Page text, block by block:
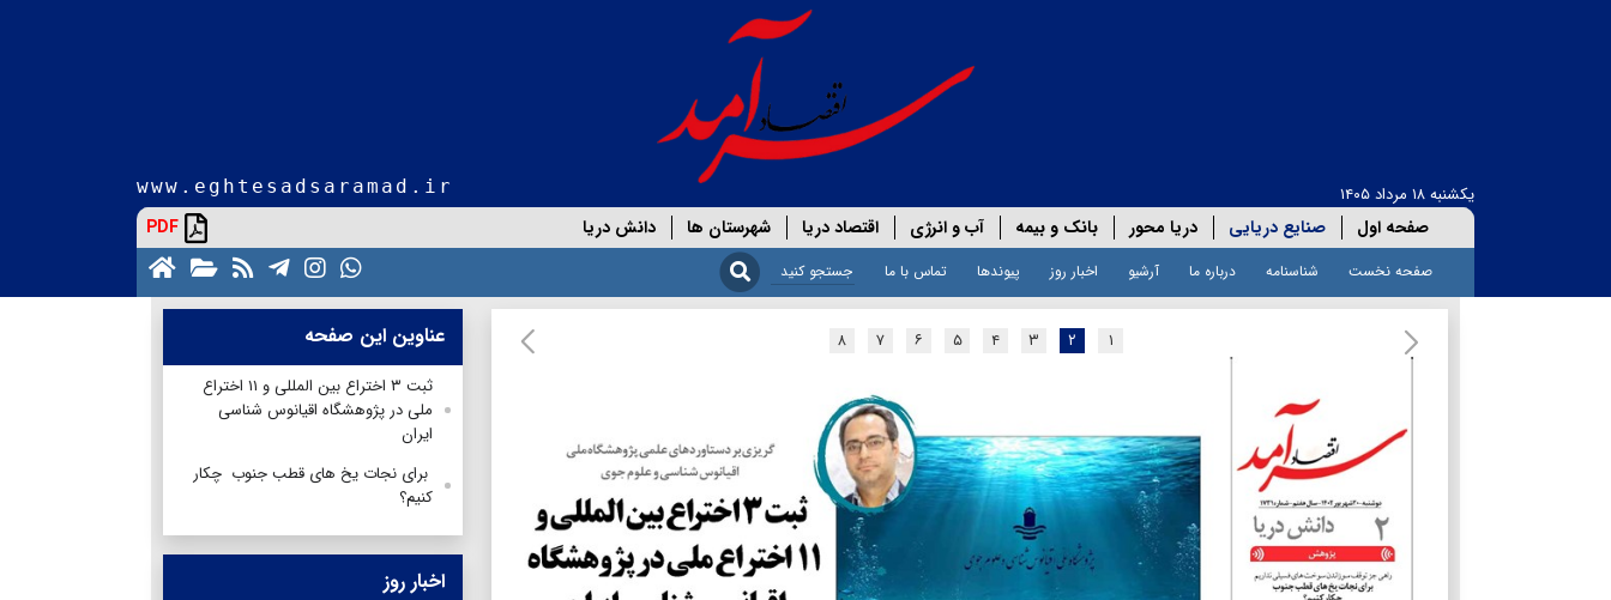
یکشنبه ۱۸ مرداد ۱۴۰۵ www.eghtesadsaramad.ir
صفحه اول صنایع دریایی دریا محور بانک و بیمه آب و انرژی اقتصاد دریا شهرستان ها دانش دریا PDF
صفحه نخست شناسنامه درباره ما آرشیو اخبار روز پیوندها تماس با ما
۱ ۲ ۳ ۴ ۵ ۶ ۷ ۸ عناوین این صفحه
ثبت ۳ اختراع بین المللی و ۱۱ اختراع
ملی در پژوهشگاه اقیانوس شناسی
ایران
برای نجات یخ های قطب جنوب چکار
کنیم؟
اخبار روز